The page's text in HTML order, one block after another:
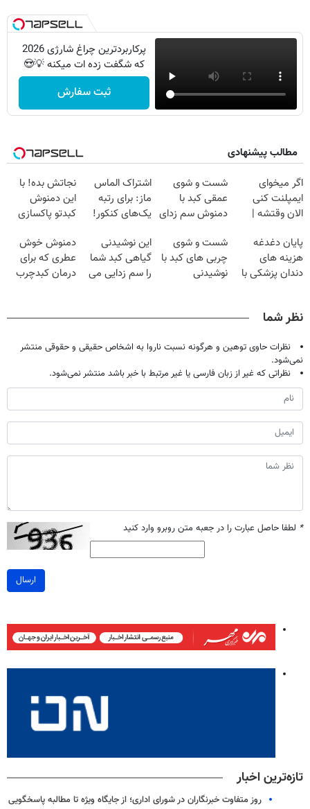
پرکاربردترین چراغ شارژی 2026
که شگفت زده ات میکنه 💡😍
ثبت سفارش
مطالب پیشنهادی
اگر میخوای
ایمپلنت کنی
الان وقتشه |
میلیون تومان!!!
شست و شوی
عمقی کبد با
دمنوش سم زدای
اشتراک الماس
ماز: برای رتبه
یک‌های کنکور!
نجاتش بده! با
این دمنوش
کبدتو پاکسازی
مرجوعی
پایان دغدغه
هزینه های
دندان پزشکی با
شست و شوی
چربی های کبد با
نوشیدنی
این نوشیدنی
گیاهی کبد شما
را سم زدایی می
دمنوش خوش
عطری که برای
درمان کبدچرب
نظر شما
نظرات حاوی توهین و هرگونه نسبت ناروا به اشخاص حقیقی و حقوقی منتشر
نمی‌شود.
نظراتی که غیر از زبان فارسی یا غیر مرتبط با خبر باشد منتشر نمی‌شود.
* لطفا حاصل عبارت را در جعبه متن روبرو وارد کنید
ارسال
تازه‌ترین اخبار
روز متفاوت خبرنگاران در شورای اداری؛ از جایگاه ویژه تا مطالبه پاسخگویی